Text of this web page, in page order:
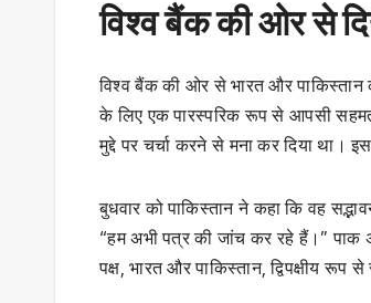
विश्व बैंक की ओर से
विश्व बैंक की ओर से भारत और पाकिस्तान
के लिए एक पारस्परिक रूप से आपसी
मुद्दे पर चर्चा करने से मना कर दिया था।
बुधवार को पाकिस्तान ने कहा कि वह
“हम अभी पत्र की जांच कर रहे हैं।” पाक
पक्ष, भारत और पाकिस्तान, द्विपक्षीय